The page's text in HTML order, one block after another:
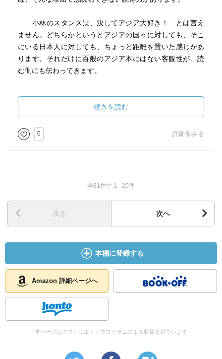
小林のスタンスは、決してアジア大好き！ とは言え
ません。どちらかというとアジアの国々に対しても、そこ
にいる日本人に対しても、ちょっと距離を置いた感じがあ
ります。それだけに百般のアジア本にはない客観性が、読
む側にも伝わってきます。
続きを読む
0 詳細をみる
全81件中 1 - 20件
戻る 次へ
本棚に登録する
Amazon 詳細ページへ
本ページはアフィリエイトプログラムによる収益を得ています